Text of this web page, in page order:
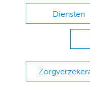
Diensten